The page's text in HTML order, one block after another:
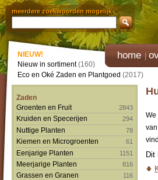
meerdere zoekwoorden mogelijk
home
NIEUW!
Nieuw in sortiment(160)
Eco en Oké Zaden en Plantgoed (2017)
Zaden
Groenten en Fruit
2843
Kruiden en Specerijen 294
Nuttige Planten 78
Kiemen en Microgroenten 61
Eenjarige Planten 1151
Meerjarige Planten 816
Grassen en Granen 116
We
Dit